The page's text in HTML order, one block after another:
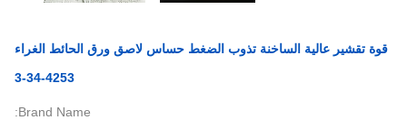
قوة تقشير عالية الساخنة تذوب الضغط حساس لاصق ورق الحائط الغراء
4253-34-3
Brand Name: